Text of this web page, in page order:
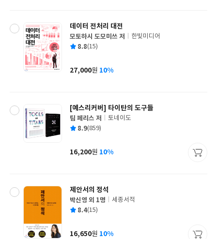
데이터 전처리 대전
글
쓴
모토하시 도모미쓰 저
출
사
한빛미디어
평 8.8(15)
가
27,000원 10%
[예스리커버] 타이탄의 도구들
글
쓴
팀 페리스 저
출
사
토네이도
평 8.9(859)
가
16,200원 10%
제안서의 정석
글
쓴
박신영 외 1명
출
사
세종서적
평 8.4(15)
16,650원 10%